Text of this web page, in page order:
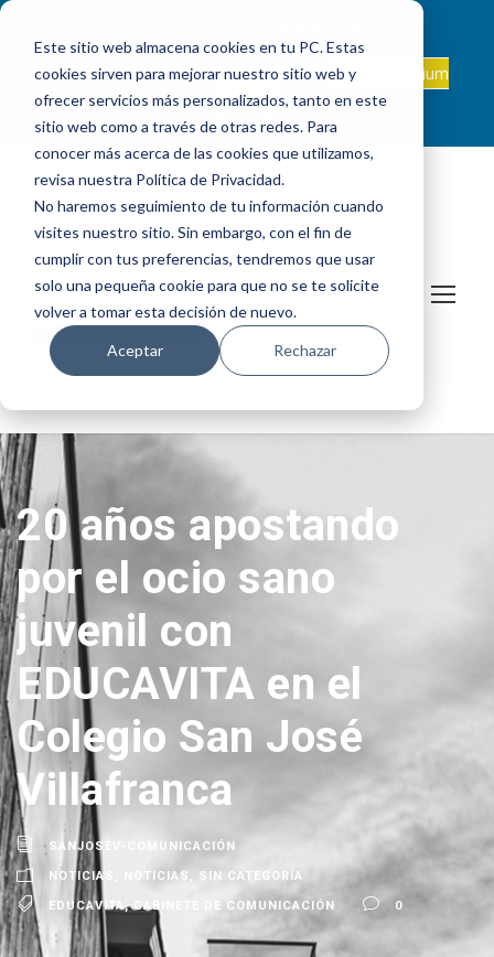
Este sitio web almacena cookies en tu PC. Estas
cookies sirven para mejorar nuestro sitio web y
ofrecer servicios más personalizados, tanto en este
sitio web como a través de otras redes. Para
conocer más acerca de las cookies que utilizamos,
revisa nuestra Política de Privacidad.
No haremos seguimiento de tu información cuando
visites nuestro sitio. Sin embargo, con el fin de
cumplir con tus preferencias, tendremos que usar
solo una pequeña cookie para que no se te solicite
volver a tomar esta decisión de nuevo.
Aceptar Rechazar
ES +34 924 524 001
sanjosevillafranca@fundacionloyola.es | Onda Collegium
Podcast
20 años apostando
por el ocio sano
juvenil con
EDUCAVITA en el
Colegio San José
Villafranca
SANJOSEV-COMUNICACIÓN
NOTICIAS NOTICIAS , SIN CATEGORÍA
EDUCAVITA, GABINETE DE COMUNICACIÓN 0